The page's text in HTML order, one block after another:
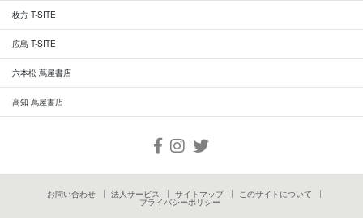
枚方 T-SITE
広島 T-SITE
六本松 蔦屋書店
高知 蔦屋書店
お問い合わせ 法人サービス サイトマップ このサイトについて
プライバシーポリシー